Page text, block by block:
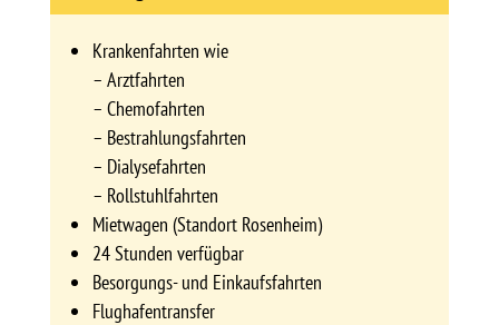
Krankenfahrten wie
– Arztfahrten
– Chemofahrten
– Bestrahlungsfahrten
– Dialysefahrten
– Rollstuhlfahrten
Mietwagen (Standort Rosenheim)
24 Stunden verfügbar
Besorgungs- und Einkaufsfahrten
Flughafentransfer